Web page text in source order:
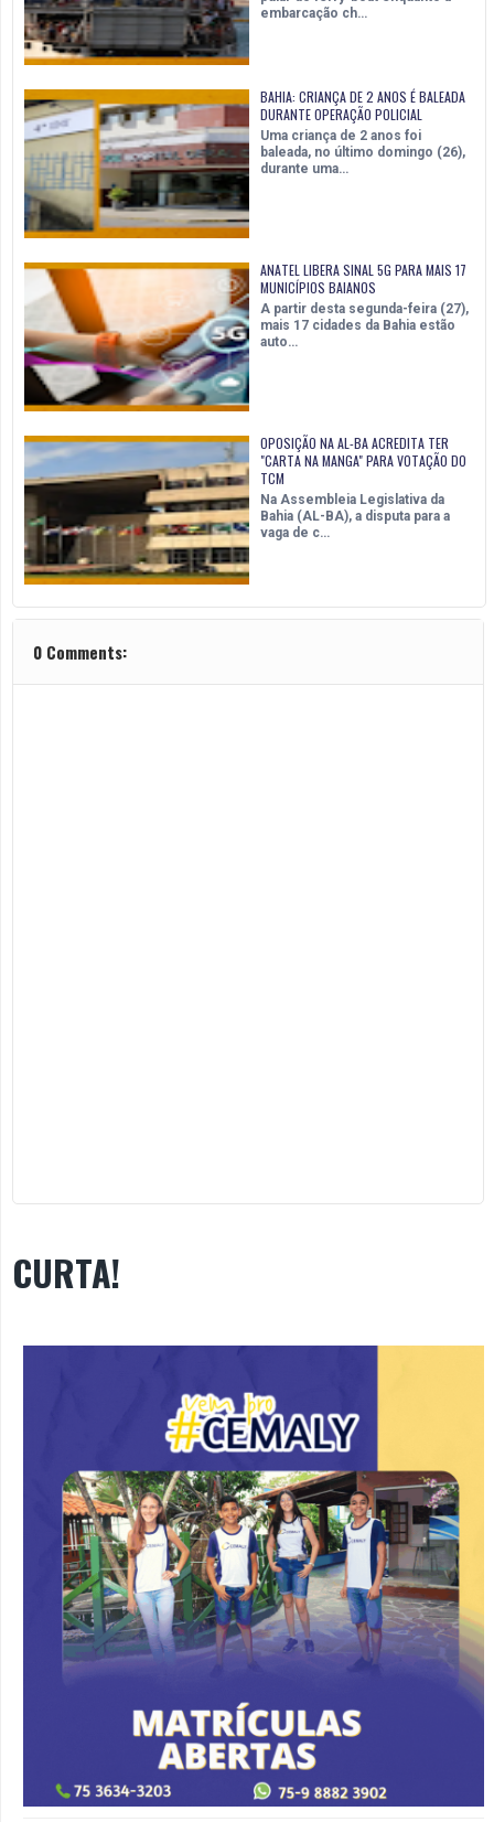
embarcação ch…
BAHIA: CRIANÇA DE 2 ANOS É BALEADA
DURANTE OPERAÇÃO POLICIAL
Uma criança de 2 anos foi
baleada, no último domingo (26),
durante uma…
ANATEL LIBERA SINAL 5G PARA MAIS 17
MUNICÍPIOS BAIANOS
A partir desta segunda-feira (27),
mais 17 cidades da Bahia estão
auto…
OPOSIÇÃO NA AL-BA ACREDITA TER
"CARTA NA MANGA" PARA VOTAÇÃO DO
TCM
Na Assembleia Legislativa da
Bahia (AL-BA), a disputa para a
vaga de c…
0 Comments:
CURTA!